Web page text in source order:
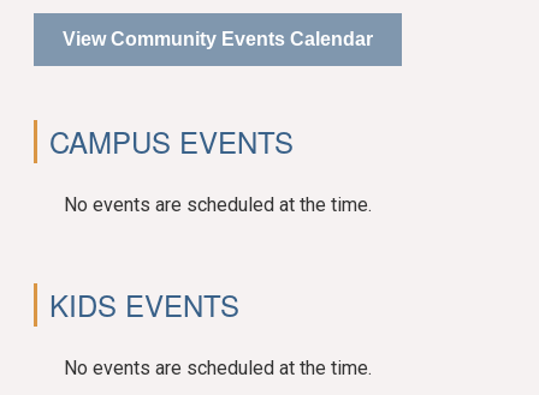
View Community Events Calendar
CAMPUS EVENTS
No events are scheduled at the time.
KIDS EVENTS
No events are scheduled at the time.